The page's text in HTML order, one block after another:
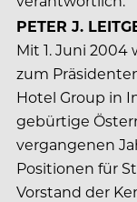
PETER J.
Mit 1. Juni 2004
zum
Hotel Group in
gebürtige
vergangenen
Positionen für
Vorstand der